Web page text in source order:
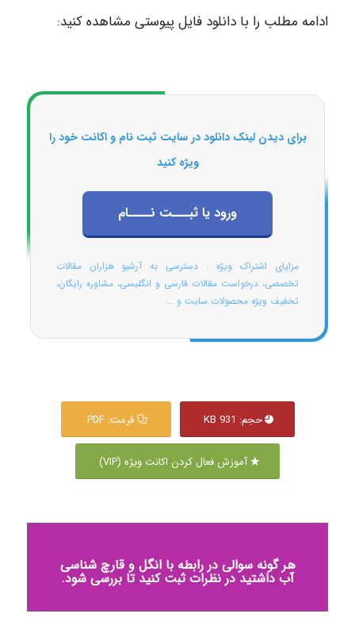
ادامه مطلب را با دانلود فایل پیوستی مشاهده کنید:
برای دیدن لینک دانلود در سایت ثبت نام و اکانت خود را
ویژه کنید
ورود یا ثبـــت نــــام
مزایای اشتراک ویژه : دسترسی به آرشیو هزاران مقالات
تخصصی، درخواست مقالات فارسی و انگلیسی، مشاوره رایگان،
تخفیف ویژه محصولات سایت و ...
حجم: 931 KB فرمت: PDF
آموزش فعال کردن اکانت ویژه (VIP)
هر گونه سوالی در رابطه با انگل و قارچ شناسی
آب داشتید در نظرات ثبت کنید تا بررسی شود.